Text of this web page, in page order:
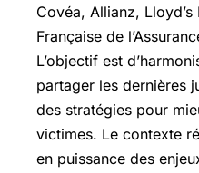
Covéa, Allianz,
Française de
L’objectif est
partager les dernières
des stratégies pour
victimes. Le contexte
en puissance des